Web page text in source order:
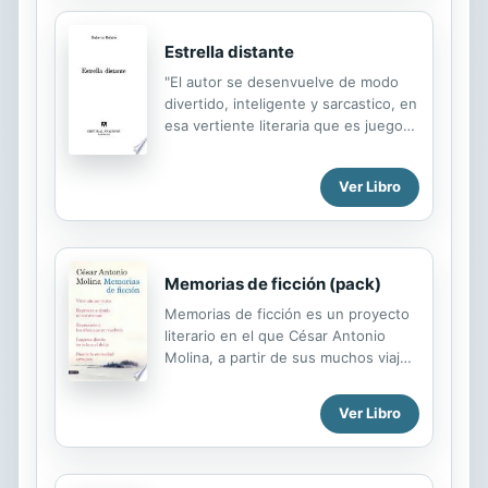
Estrella distante
"El autor se desenvuelve de modo
divertido, inteligente y sarcastico, en
esa vertiente literaria que es juego
mistificacion, entre realidad e ilusion,
entre hechos y conjeturas, entre
personajes apocrifos e historicos.
Ver Libro
Memorias de ficción (pack)
Memorias de ficción es un proyecto
literario en el que César Antonio
Molina, a partir de sus muchos viajes
erudición, su capacidad para
observar, evocar y reflexionar. Hasta
el momento este proyecto se
Ver Libro